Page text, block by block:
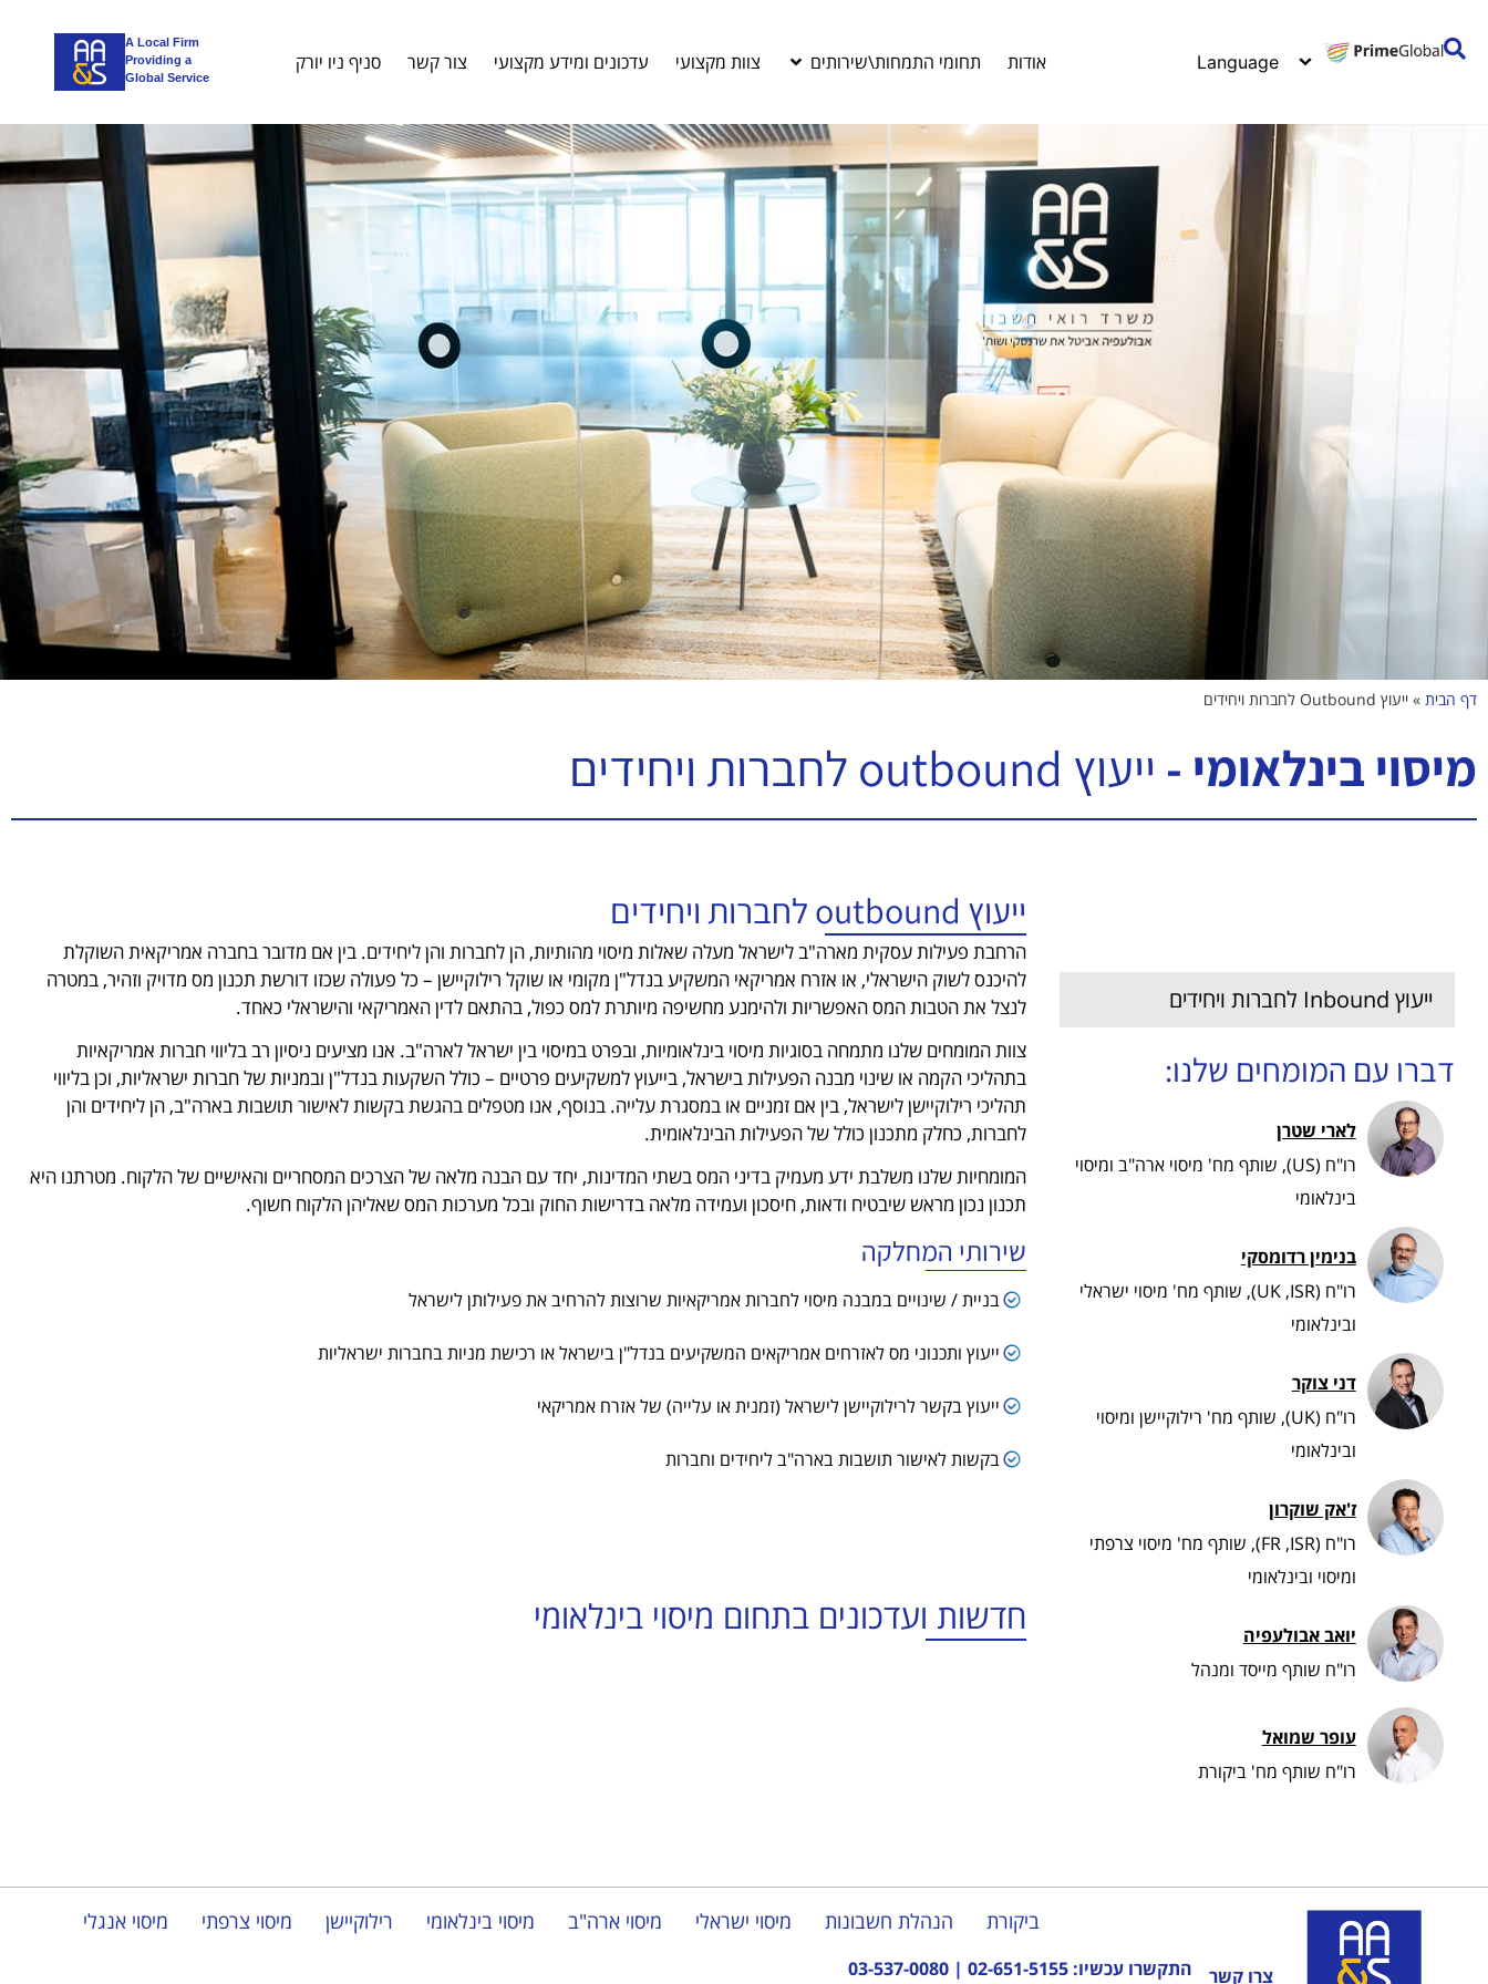
אודות תחומי התמחות\שירותים צוות מקצועי עדכונים ומידע מקצועי צור קשר סניף ניו יורק
A Local Firm
Providing a
Global Service
דף הבית » ייעוץ Outbound לחברות ויחידים
מיסוי בינלאומי - ייעוץ outbound לחברות ויחידים
ייעוץ Inbound לחברות ויחידים
דברו עם המומחים שלנו:
לארי שטרן
רו"ח (US), שותף מח' מיסוי ארה"ב ומיסוי
בינלאומי
בנימין רדומסקי
רו"ח (UK ,ISR), שותף מח' מיסוי ישראלי
ובינלאומי
דני צוקר
רו"ח (UK), שותף מח' רילוקיישן ומיסוי
ובינלאומי
ז'אק שוקרון
רו"ח (FR ,ISR), שותף מח' מיסוי צרפתי
ומיסוי ובינלאומי
יואב אבולעפיה
רו"ח שותף מייסד ומנהל
עופר שמואל
רו"ח שותף מח' ביקורת
ייעוץ outbound לחברות ויחידים
הרחבת פעילות עסקית מארה"ב לישראל מעלה שאלות מיסוי מהותיות, הן לחברות והן ליחידים. בין אם מדובר בחברה אמריקאית השוקלת
להיכנס לשוק הישראלי, או אזרח אמריקאי המשקיע בנדל"ן מקומי או שוקל רילוקיישן – כל פעולה שכזו דורשת תכנון מס מדויק וזהיר, במטרה
לנצל את הטבות המס האפשריות ולהימנע מחשיפה מיותרת למס כפול, בהתאם לדין האמריקאי והישראלי כאחד.
צוות המומחים שלנו מתמחה בסוגיות מיסוי בינלאומיות, ובפרט במיסוי בין ישראל לארה"ב. אנו מציעים ניסיון רב בליווי חברות אמריקאיות
בתהליכי הקמה או שינוי מבנה הפעילות בישראל, בייעוץ למשקיעים פרטיים – כולל השקעות בנדל"ן ובמניות של חברות ישראליות, וכן בליווי
תהליכי רילוקיישן לישראל, בין אם זמניים או במסגרת עלייה. בנוסף, אנו מטפלים בהגשת בקשות לאישור תושבות בארה"ב, הן ליחידים והן
לחברות, כחלק מתכנון כולל של הפעילות הבינלאומית.
המומחיות שלנו משלבת ידע מעמיק בדיני המס בשתי המדינות, יחד עם הבנה מלאה של הצרכים המסחריים והאישיים של הלקוח. מטרתנו היא
תכנון נכון מראש שיבטיח ודאות, חיסכון ועמידה מלאה בדרישות החוק ובכל מערכות המס שאליהן הלקוח חשוף.
שירותי המחלקה
בניית / שינויים במבנה מיסוי לחברות אמריקאיות שרוצות להרחיב את פעילותן לישראל
ייעוץ ותכנוני מס לאזרחים אמריקאים המשקיעים בנדל"ן בישראל או רכישת מניות בחברות ישראליות
ייעוץ בקשר לרילוקיישן לישראל (זמנית או עלייה) של אזרח אמריקאי
בקשות לאישור תושבות בארה"ב ליחידים וחברות
חדשות ועדכונים בתחום מיסוי בינלאומי
ביקורת הנהלת חשבונות מיסוי ישראלי מיסוי ארה"ב מיסוי בינלאומי רילוקיישן מיסוי צרפתי מיסוי אנגלי
צרו קשר התקשרו עכשיו:02-651-5155
|
03-537-0080